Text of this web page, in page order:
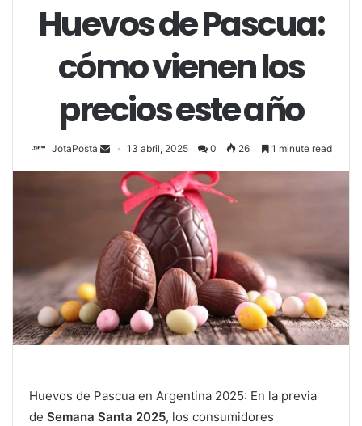
Huevos de Pascua:
cómo vienen los
precios este año
JotaPosta 13 abril, 2025 0 26 1 minute read
Huevos de Pascua en Argentina 2025: En la previa
de Semana Santa 2025, los consumidores